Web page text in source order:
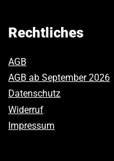
Facebook.
Rechtliches
AGB
AGB ab September 2026
Datenschutz
Widerruf
Impressum